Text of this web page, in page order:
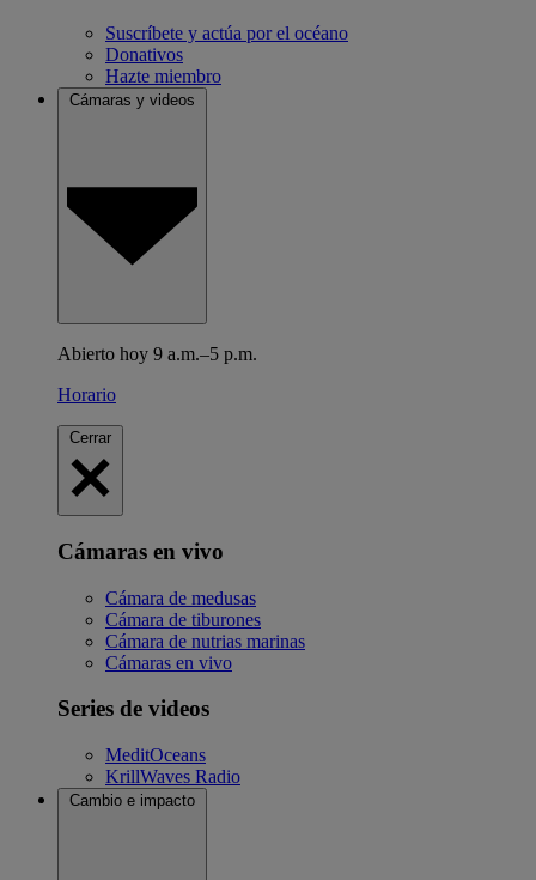
Suscríbete y actúa por el océano
Donativos
Hazte miembro
Cámaras y videos
Abierto hoy 9 a.m.–5 p.m.
Horario
Cerrar
Cámaras en vivo
Cámara de medusas
Cámara de tiburones
Cámara de nutrias marinas
Cámaras en vivo
Series de videos
MeditOceans
KrillWaves Radio
Cambio e impacto